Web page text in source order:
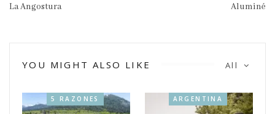
La Angostura
Aluminé
All
YOU MIGHT ALSO LIKE
5 RAZONES ARGENTINA